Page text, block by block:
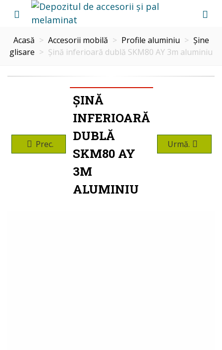
Acasă > Accesorii mobilă > Profile aluminiu > Șine
glisare > Șină inferioară dublă SKM80 AY 3m aluminiu
Prec.
ȘINĂ
INFERIOARĂ
DUBLĂ
SKM80 AY
3M
ALUMINIU
Urmă.